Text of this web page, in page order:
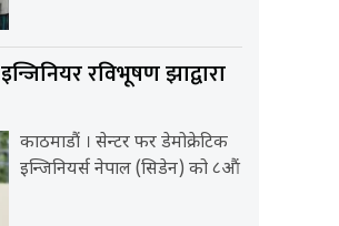
इन्जिनियर रविभूषण झाद्वारा
काठमाडौं । सेन्टर फर डेमोक्रेटिक
इन्जिनियर्स नेपाल (सिडेन) को ८औं